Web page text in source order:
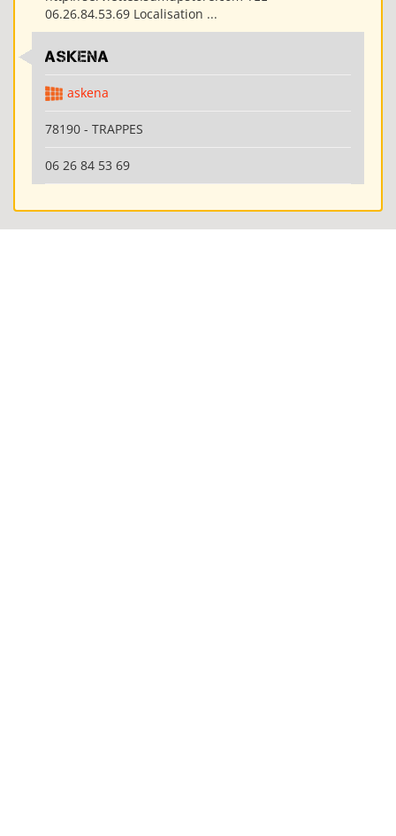
06.26.84.53.69 Localisation ...
ASKENA
askena
78190 - TRAPPES
06 26 84 53 69